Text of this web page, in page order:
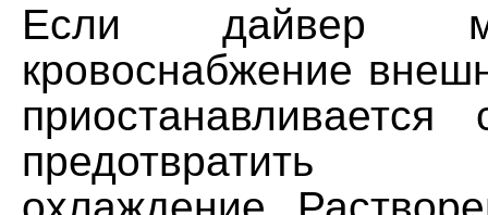
Если дайвер
кровоснабжение
предотвратить